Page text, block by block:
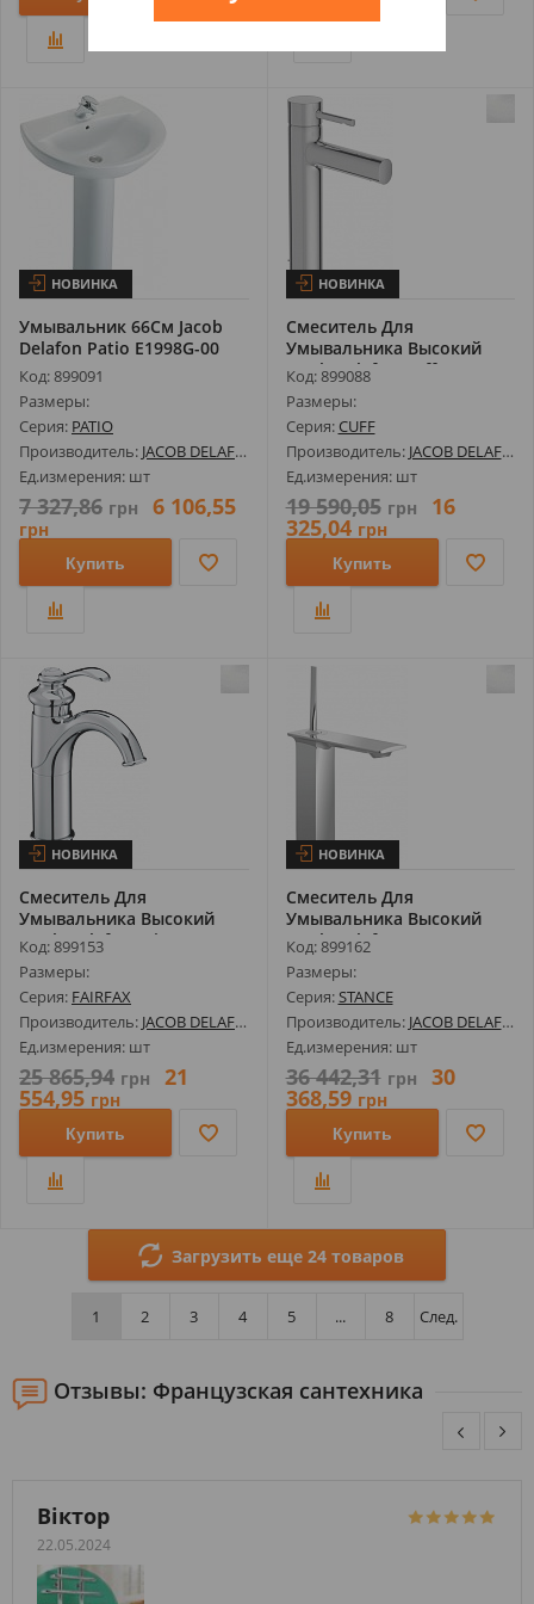
НОВИНКА
Умывальник 66См Jacob
Delafon Patio E1998G-00
Код: 899091
Размеры:
Серия: PATIO
Производитель: JACOB DELAFON
Ед.измерения: шт
7 327,86 грн 6 106,55
грн
Купить
НОВИНКА
Смеситель Для
Умывальника Высокий
Jacob Delafon Cuff...
Код: 899088
Размеры:
Серия: CUFF
Производитель: JACOB DELAFON
Ед.измерения: шт
19 590,05 грн 16
325,04 грн
Купить
НОВИНКА
Смеситель Для
Умывальника Высокий
Jacob Delafon Fair...
Код: 899153
Размеры:
Серия: FAIRFAX
Производитель: JACOB DELAFON
Ед.измерения: шт
25 865,94 грн 21
554,95 грн
Купить
НОВИНКА
Смеситель Для
Умывальника Высокий
Jacob Delafon Stan...
Код: 899162
Размеры:
Серия:STANCE
Производитель: JACOB DELAFON
Ед.измерения: шт
36 442,31 грн 30
368,59 грн
Купить
Загрузить еще 24 товаров
1 2 3 4 5 ... 8 След.
Отзывы: Французская сантехника
Віктор
22.05.2024